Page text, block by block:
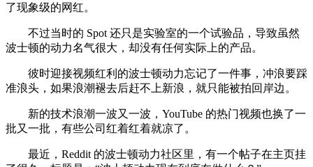
了现象级的网红。
不过当时的 Spot 还只是实验室的一个试验品，导致虽然
波士顿的动力名气很大，却没有任何实际上的产品。
彼时迎接视频红利的波士顿动力忘记了一件事，冲浪要踩
准浪头，如果浪潮褪去后赶不上新浪，就只能被拍回岸边。
新的技术浪潮一波又一波，YouTube 的热门视频也换了一
批又一批，有些公司红着红着就凉了。
最近，Reddit 的波士顿动力社区里，有一个帖子在主页挂